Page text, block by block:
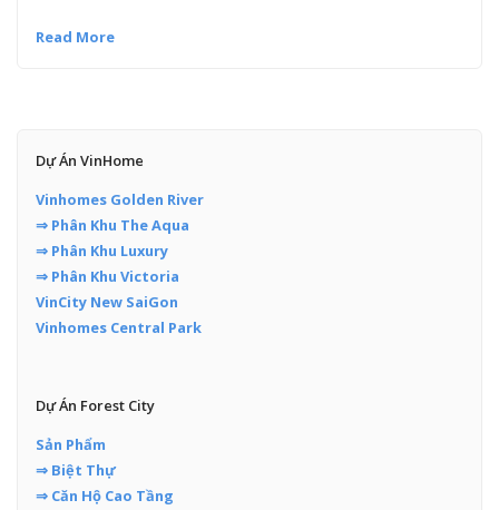
Read More
Dự Án VinHome
Vinhomes Golden River
⇒ Phân Khu The Aqua
⇒ Phân Khu Luxury
⇒ Phân Khu Victoria
VinCity New SaiGon
Vinhomes Central Park
Dự Án Forest City
Sản Phẩm
⇒ Biệt Thự
⇒ Căn Hộ Cao Tầng